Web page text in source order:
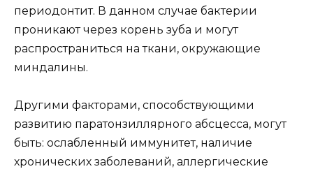
периодонтит. В данном случае бактерии
проникают через корень зуба и могут
распространиться на ткани, окружающие
миндалины.
Другими факторами, способствующими
развитию паратонзиллярного абсцесса, могут
быть: ослабленный иммунитет, наличие
хронических заболеваний, аллергические